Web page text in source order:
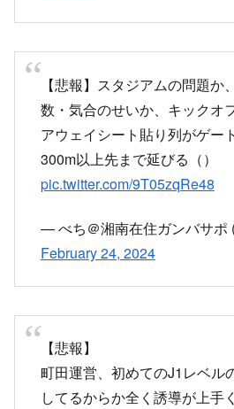
【悲報】スタジアムの問題か
数・気合のせいか、キックオ
アウェイシート貼り列がゲー
300m以上先まで延びる（）
pic.twitter.com/9T05zqRe48
— べち＠湘南在住ガンバサポ
February 24, 2024
【悲報】
町田運営、初めてのJ1レベル
してるからか全く誘導が上手